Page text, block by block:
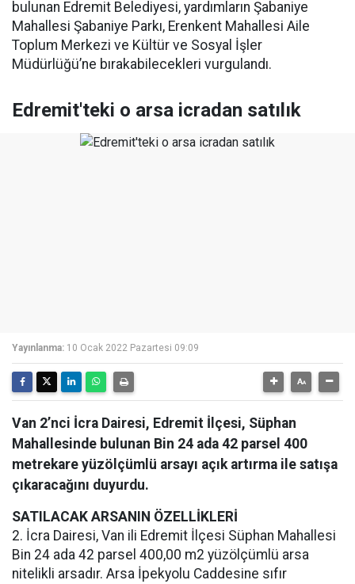
bulunan Edremit Belediyesi, yardımların Şabaniye
Mahallesi Şabaniye Parkı, Erenkent Mahallesi Aile
Toplum Merkezi ve Kültür ve Sosyal İşler
Müdürlüğü’ne bırakabilecekleri vurgulandı.
Edremit'teki o arsa icradan satılık
Yayınlanma: 10 Ocak 2022 Pazartesi 09:09
Van 2’nci İcra Dairesi, Edremit İlçesi, Süphan
Mahallesinde bulunan Bin 24 ada 42 parsel 400
metrekare yüzölçümlü arsayı açık artırma ile satışa
çıkaracağını duyurdu.
SATILACAK ARSANIN ÖZELLİKLERİ
2. İcra Dairesi, Van ili Edremit İlçesi Süphan Mahallesi
Bin 24 ada 42 parsel 400,00 m2 yüzölçümlü arsa
nitelikli arsadır. Arsa İpekyolu Caddesine sıfır